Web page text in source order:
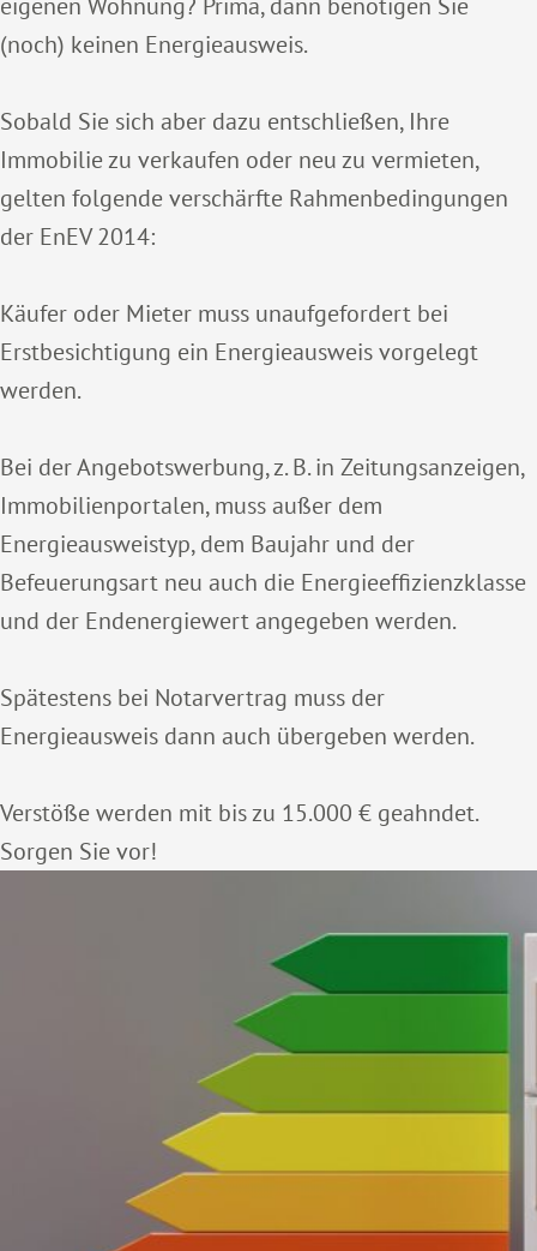
(noch) keinen Energieausweis.
Sobald Sie sich aber dazu entschließen, Ihre
Immobilie zu verkaufen oder neu zu vermieten,
gelten folgende verschärfte Rahmenbedingungen
der EnEV 2014:
Käufer oder Mieter muss unaufgefordert bei
Erstbesichtigung ein Energieausweis vorgelegt
werden.
Bei der Angebotswerbung, z. B. in Zeitungsanzeigen,
Immobilienportalen, muss außer dem
Energieausweistyp, dem Baujahr und der
Befeuerungsart neu auch die Energieeffizienzklasse
und der Endenergiewert angegeben werden.
Spätestens bei Notarvertrag muss der
Energieausweis dann auch übergeben werden.
Verstöße werden mit bis zu 15.000 € geahndet.
Sorgen Sie vor!